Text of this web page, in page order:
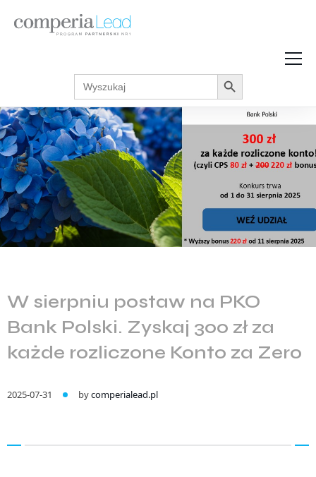
Strefa Wiedzy
Podcasty
Zarabiaj w internecie
Akcje promocyjne
Regulaminy
Search
for:
Search Button
W sierpniu postaw na PKO
Bank Polski. Zyskaj 300 zł za
każde rozliczone Konto za Zero
2025-07-31 bycomperialead.pl